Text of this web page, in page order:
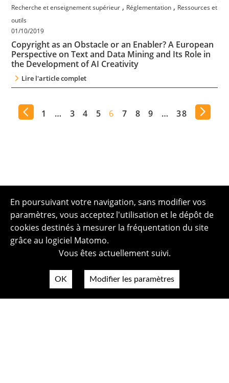
Recherche et enseignement supérieur , Réglementation , Ressources et
outils
01/10/2019
Copyright as an Obstacle or an Enabler? A European
Perspective on Text and Data Mining and Its Role in
the Development of AI Creativity
Lire l'article complet
1 … 3 4 5 6 7 8 9 … 38
En poursuivant votre navigation, sans modifier vos
paramètres, vous acceptez l'utilisation et le dépôt de
cookies destinés à mesurer la fréquentation du site
grâce au logiciel Matomo.
Vous êtes actuellement suivi.
OK Modifier les paramètres